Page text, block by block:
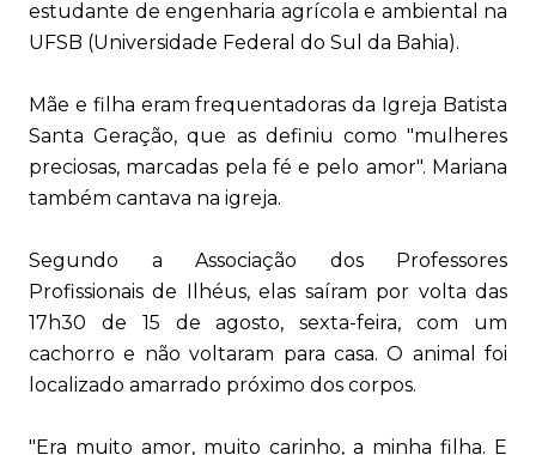
estudante de engenharia agrícola e ambiental na
UFSB (Universidade Federal do Sul da Bahia).
Mãe e filha eram frequentadoras da Igreja Batista
Santa Geração, que as definiu como "mulheres
preciosas, marcadas pela fé e pelo amor". Mariana
também cantava na igreja.
Segundo a Associação dos Professores
Profissionais de Ilhéus, elas saíram por volta das
17h30 de 15 de agosto, sexta-feira, com um
cachorro e não voltaram para casa. O animal foi
localizado amarrado próximo dos corpos.
"Era muito amor, muito carinho, a minha filha. E